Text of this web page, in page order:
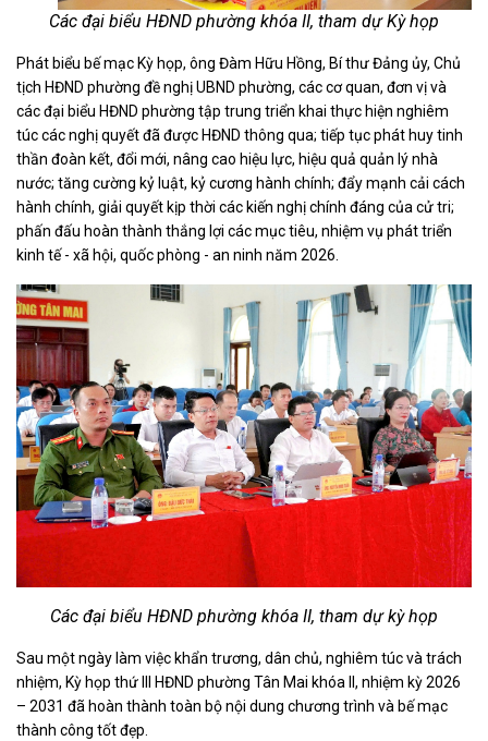
Các đại biểu HĐND phường khóa II, tham dự Kỳ họp
Phát biểu bế mạc Kỳ họp, ông Đàm Hữu Hồng, Bí thư Đảng ủy, Chủ
tịch HĐND phường đề nghị UBND phường, các cơ quan, đơn vị và
các đại biểu HĐND phường tập trung triển khai thực hiện nghiêm
túc các nghị quyết đã được HĐND thông qua; tiếp tục phát huy tinh
thần đoàn kết, đổi mới, nâng cao hiệu lực, hiệu quả quản lý nhà
nước; tăng cường kỷ luật, kỷ cương hành chính; đẩy mạnh cải cách
hành chính, giải quyết kịp thời các kiến nghị chính đáng của cử tri;
phấn đấu hoàn thành thắng lợi các mục tiêu, nhiệm vụ phát triển
kinh tế - xã hội, quốc phòng - an ninh năm 2026.
Các đại biểu HĐND phường khóa II, tham dự kỳ họp
Sau một ngày làm việc khẩn trương, dân chủ, nghiêm túc và trách
nhiệm, Kỳ họp thứ III HĐND phường Tân Mai khóa II, nhiệm kỳ 2026
– 2031 đã hoàn thành toàn bộ nội dung chương trình và bế mạc
thành công tốt đẹp.